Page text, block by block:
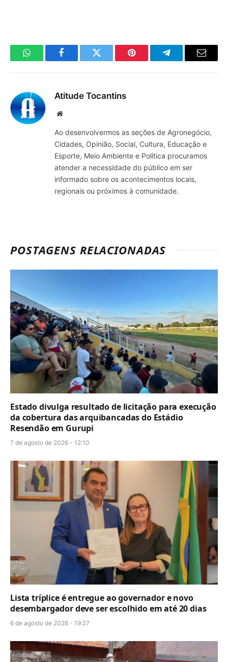
WhatsAppFacebookTwitter Pinterest TelegramaE-
Atitude Tocantins
Site
Ao desenvolvermos as seções de Agronegócio,
Cidades, Opinião, Social, Cultura, Educação e
Esporte, Meio Ambiente e Política procuramos
atender a necessidade do público em ser
informado sobre os acontecimentos locais,
regionais ou próximos à comunidade.
POSTAGENS RELACIONADAS
Estado divulga resultado de licitação para execução
da cobertura das arquibancadas do Estádio
Resendão em Gurupi
7 de agosto de 2026 - 12:10
Lista tríplice é entregue ao governador e novo
desembargador deve ser escolhido em até 20 dias
6 de agosto de 2026 - 19:27